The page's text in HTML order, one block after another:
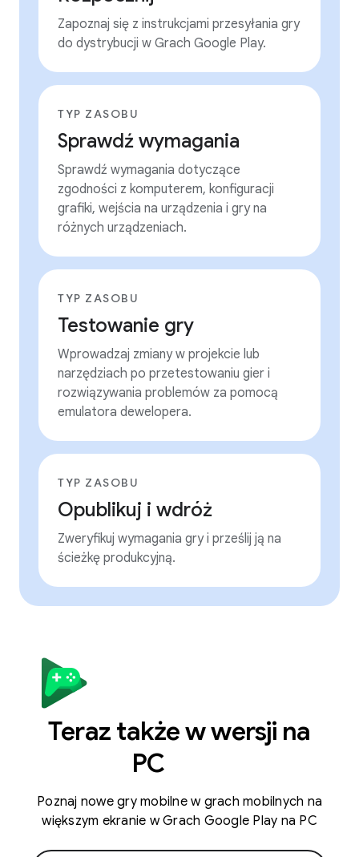
Zapoznaj się z instrukcjami przesyłania gry
do dystrybucji w Grach Google Play.
TYP ZASOBU
Sprawdź wymagania
Sprawdź wymagania dotyczące
zgodności z komputerem, konfiguracji
grafiki, wejścia na urządzenia i gry na
różnych urządzeniach.
TYP ZASOBU
Testowanie gry
Wprowadzaj zmiany w projekcie lub
narzędziach po przetestowaniu gier i
rozwiązywania problemów za pomocą
emulatora dewelopera.
TYP ZASOBU
Opublikuj i wdróż
Zweryfikuj wymagania gry i prześlij ją na
ścieżkę produkcyjną.
Teraz także w wersji na
PC
Poznaj nowe gry mobilne w grach mobilnych na
większym ekranie w Grach Google Play na PC